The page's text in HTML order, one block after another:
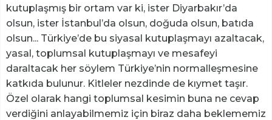
kutuplaşmış bir ortam var ki, ister Diyarbakır’da
olsun, ister İstanbul’da olsun, doğuda olsun, batıda
olsun... Türkiye’de bu siyasal kutuplaşmayı azaltacak,
yasal, toplumsal kutuplaşmayı ve mesafeyi
daraltacak her söylem Türkiye’nin normalleşmesine
katkıda bulunur. Kitleler nezdinde de kıymet taşır.
Özel olarak hangi toplumsal kesimin buna ne cevap
verdiğini anlayabilmemiz için biraz daha beklememiz